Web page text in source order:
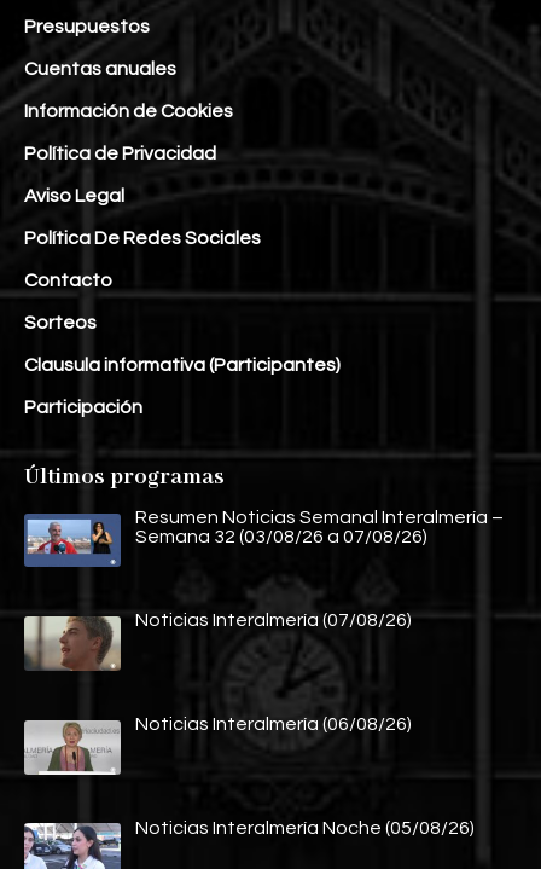
Presupuestos
Cuentas anuales
Información de Cookies
Política de Privacidad
Aviso Legal
Política De Redes Sociales
Contacto
Sorteos
Clausula informativa (Participantes)
Participación
Últimos programas
Resumen Noticias Semanal Interalmería –
Semana 32 (03/08/26 a 07/08/26)
Noticias Interalmería (07/08/26)
Noticias Interalmería (06/08/26)
Noticias Interalmería Noche (05/08/26)